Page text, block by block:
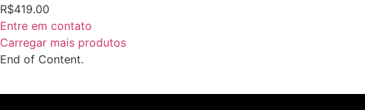
R$419.00
Entre em contato
Carregar mais produtos
End of Content.